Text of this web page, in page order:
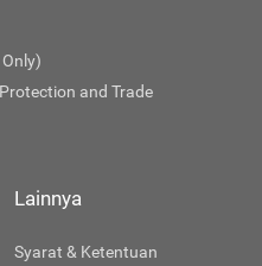
and Trade
Lainnya
Syarat & Ketentuan